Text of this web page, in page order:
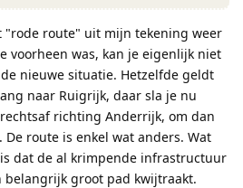
"rode route" uit mijn tekening weer
voorheen was, kan je eigenlijk niet
nieuwe situatie. Hetzelfde geldt
naar Ruigrijk, daar sla je nu
richting Anderrijk, om dan
route is enkel wat anders. Wat
dat de al krimpende infrastructuur
belangrijk groot pad kwijtraakt.